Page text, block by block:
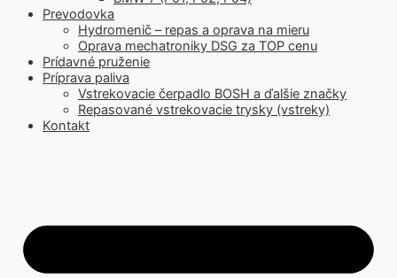
Prevodovka
Hydromenič – repas a oprava na mieru
Oprava mechatroniky DSG za TOP cenu
Prídavné pruženie
Príprava paliva
Vstrekovacie čerpadlo BOSH a ďalšie značky
Repasované vstrekovacie trysky (vstreky)
Kontakt